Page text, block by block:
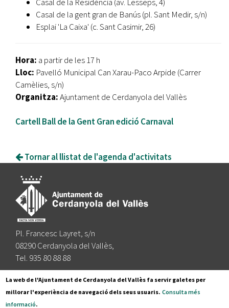
Casal de la gent gran de Banús (pl. Sant Medir, s/n)
Esplai 'La Caixa' (c. Sant Casimir, 26)
Hora: a partir de les17 h
Lloc: Pavelló Municipal Can Xarau-Paco Arpide (Carrer
Camèlies, s/n)
Organitza:Ajuntament de Cerdanyola del Vallès
Cartell Ball de la Gent Gran edició Carnaval
Tornar al llistat de l'agenda d'activitats
Pl. Francesc Layret, s/n
08290 Cerdanyola del Vallès,
Tel. 935 80 88 88
Segueix-nos a:
La web de l'Ajuntament de Cerdanyola del Vallès fa servir galetes per
millorar l'experiència de navegació dels seus usuaris. Consulta més
informació.